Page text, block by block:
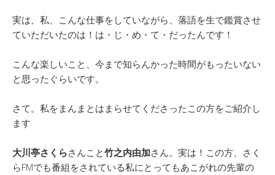
実は、私、こんな仕事をしていながら、落語を生で鑑賞させ
ていただいたのは！は・じ・め・て・だったんです！
こんな楽しいこと、今まで知らんかった時間がもったいない
と思ったぐらいです。
さて。私をまんまとはまらせてくださったこの方をご紹介し
ます
大川亭さくらさんこと竹之内由加さん。実は！この方、さく
らFMでも番組をされている私にとってもあこがれの先輩の